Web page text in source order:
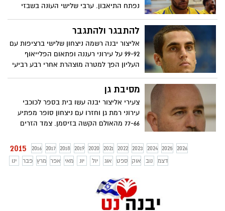
נפתח התיאבון. ערבי שלישי העונה בשבזי
הקבוצה למשחק חוץ קשה בעפולה. בהצלחה
להתבגר ולהתגבר
אליצור יבנה רשמה ניצחון שלישי ברציפות עם
99-92 על עירוני רעננה ופתאום הפלייאוף
העליון הפך למטרה מוצהרת אחרי רבע רביעי
היה קרוב לטריפל דאבל. בשלישי הקרוב תצא
יבנה למשחק סופר קשה מול קרית גת.
בהצלחה כתב- ארז זנו צילום- חסדאי כהן
מסיבת גן
צעירי אליצור יבנה עשו בית בספר לכוכבי
עירוני רמת גן וחזרו עם ניצחון סופר מפתיע
77-66 מהאולם הקשה בזיסמן. צמד הזרים
שלישי (19:00) לקרב מול הראשונה בטבלה
ממגדל העמק. בהצלחה כתב- ארז זנו צילום-
חסדאי כהן
2015 2016 2017 2018 2019 2020 2021 2022 2023 2024 2025
2026
ינו
פבר מרץ אפר מאי יונ יול אוג ספט אוק נוב דצמ